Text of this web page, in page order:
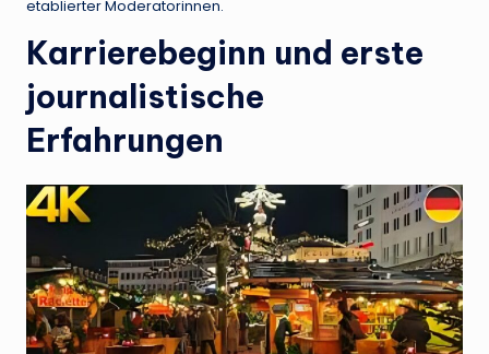
etablierter Moderatorinnen.
Karrierebeginn und erste
journalistische
Erfahrungen